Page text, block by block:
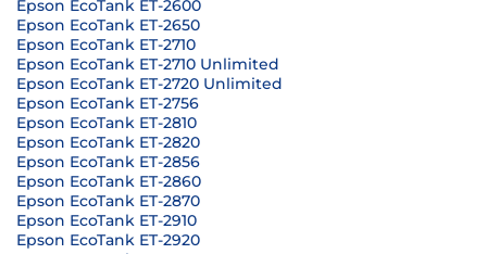
Epson EcoTank ET-2600
Epson EcoTank ET-2650
Epson EcoTank ET-2710
Epson EcoTank ET-2710 Unlimited
Epson EcoTank ET-2720 Unlimited
Epson EcoTank ET-2756
Epson EcoTank ET-2810
Epson EcoTank ET-2820
Epson EcoTank ET-2856
Epson EcoTank ET-2860
Epson EcoTank ET-2870
Epson EcoTank ET-2910
Epson EcoTank ET-2920